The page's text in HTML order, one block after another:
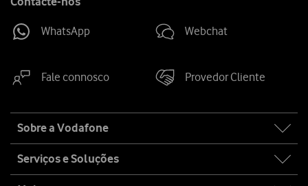
WhatsApp Webchat
Fale connosco Provedor Cliente
map
Sobre a Vodafone
Serviços e Soluções